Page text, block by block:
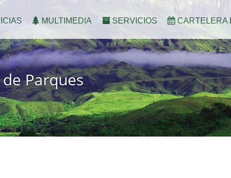
MULTIMEDIA SERVICIOS CARTELERA
Parques